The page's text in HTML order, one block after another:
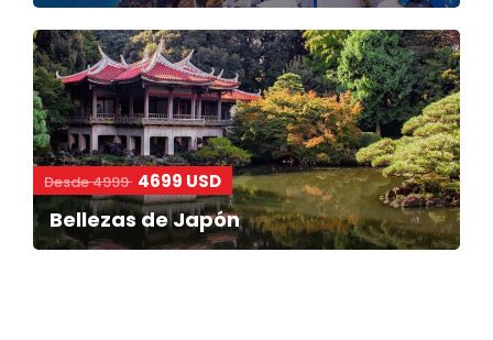
Desde 4999 4699 USD
Bellezas de Japón